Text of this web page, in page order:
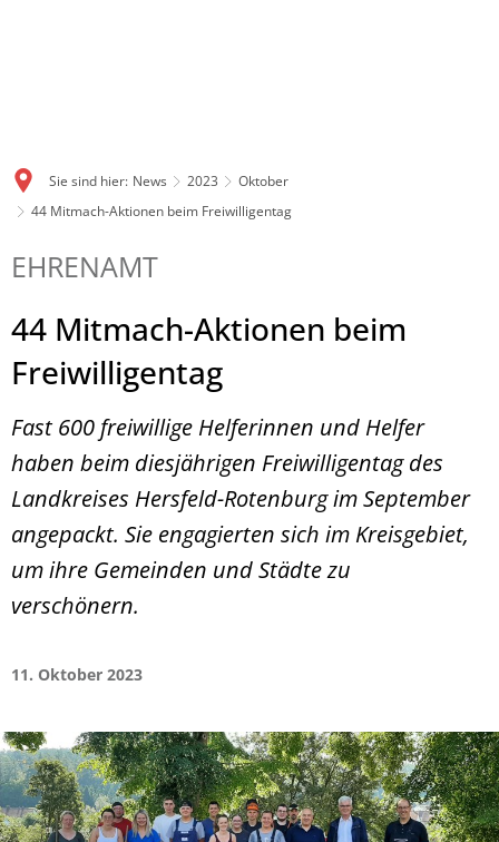
Sie sind hier: News 2023
Oktober
44 Mitmach-Aktionen beim Freiwilligentag
EHRENAMT
44 Mitmach-Aktionen beim
Freiwilligentag
Fast 600 freiwillige Helferinnen und Helfer
haben beim diesjährigen Freiwilligentag des
Landkreises Hersfeld-Rotenburg im September
angepackt. Sie engagierten sich im Kreisgebiet,
um ihre Gemeinden und Städte zu
verschönern.
11. Oktober 2023